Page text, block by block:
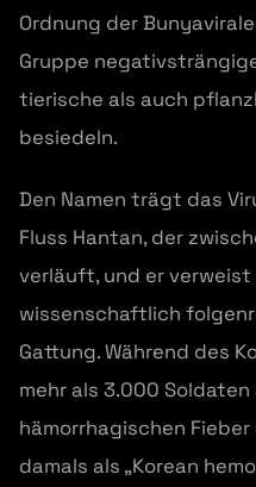
Ordnung der
Gruppe
tierische als auch
besiedeln.
Den Namen trägt das
Fluss Hantan, der
verläuft, und er
wissenschaftlich
Gattung. Während des
mehr als 3.000
hämorrhagischen
damals als „Korean